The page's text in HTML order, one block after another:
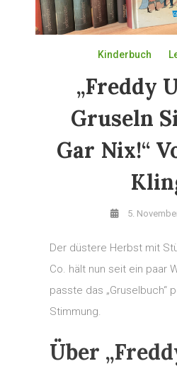
Kinderbuch
„Freddy
Gruseln
Gar Nix!“
5.
Der düstere Herbst mit
Co. hält nun seit ein paar
passte das „Gruselbuch“
Stimmung.
Über